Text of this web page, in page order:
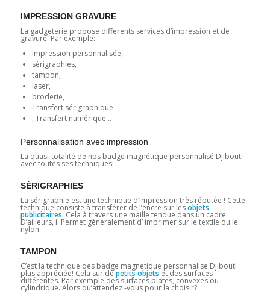
IMPRESSION GRAVURE
La gadgeterie propose différents services d’impression et de
gravure. Par exemple:
Impression personnalisée,
sérigraphies,
tampon,
laser,
broderie,
Transfert sérigraphique
, Transfert numérique…
Personnalisation avec impression
La quasi-totalité de nos badge magnétique personnalisé Djibouti
avec toutes ses techniques!
SÉRIGRAPHIES
La sérigraphie est une technique d’impression très réputée ! Cette
technique consiste à transférer de l’encre sur lesobjets
publicitaires. Cela à travers une maille tendue dans un cadre.
D’ailleurs, il Permet généralement d’ imprimer sur le textile ou le
nylon.
TAMPON
C’est la technique des badge magnétique personnalisé Djibouti
plus appréciée! Cela sur depetits objets et des surfaces
différentes. Par exemple des surfaces plates, convexes ou
cylindrique. Alors qu’attendez -vous pour la choisir?